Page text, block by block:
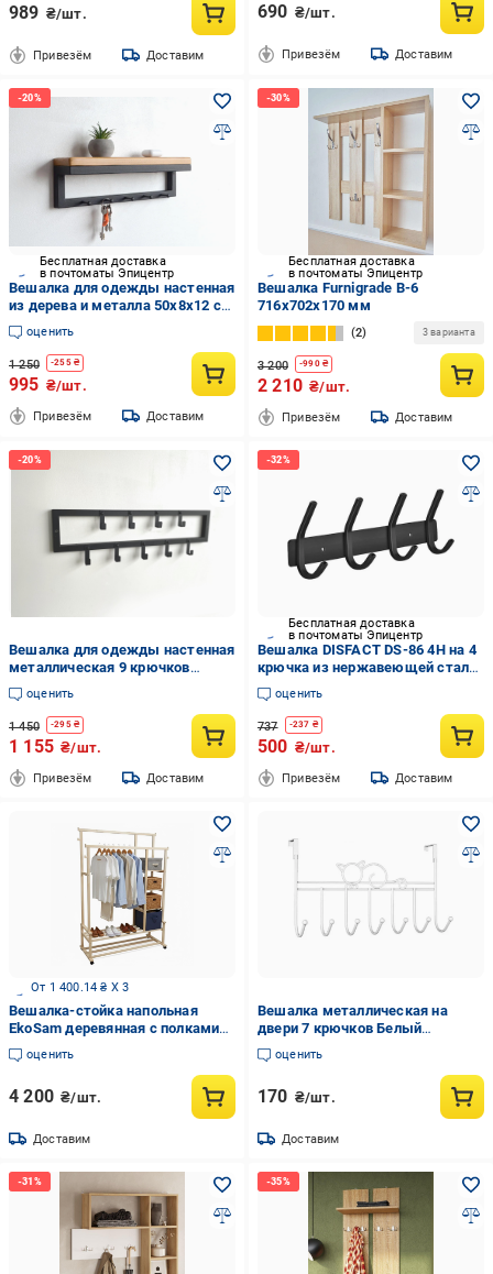
989 ₴/шт.
Привезём Доставим
690 ₴/шт.
Привезём Доставим
Бесплатная доставка
в почтоматы Эпицентр
Вешалка для одежды настенная
из дерева и металла 50x8x12 см
5 крючков Черный/Дуб (CR.MW-
2.2)
оценить
1 250 -255₴
995 ₴/шт.
Привезём Доставим
Бесплатная доставка
в почтоматы Эпицентр
Вешалка Furnigrade В-6
716х702х170 мм
2 3 варианта
3 200 -990₴
2 210 ₴/шт.
Привезём Доставим
Вешалка для одежды настенная
металлическая 9 крючков
60x4x17 см Черный (CR.M-5.4)
оценить
1 450 -295₴
1 155 ₴/шт.
Привезём Доставим
Бесплатная доставка
в почтоматы Эпицентр
Вешалка DISFACT DS-86 4H на 4
крючка из нержавеющей стали
Черный (2172)
оценить
737 -237 ₴
500 ₴/шт.
Привезём Доставим
От 1 400.14 ₴ X 3
Вешалка-стойка напольная
EkoSam деревянная с полками
на роликах 155х110х51 см
Светлое дерево
оценить
4 200 ₴/шт.
Доставим
Вешалка металлическая на
двери 7 крючков Белый
(30821228)
оценить
170 ₴/шт.
Доставим